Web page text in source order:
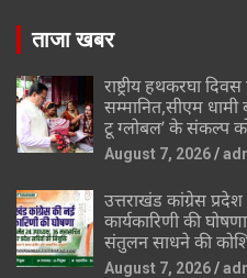
ताजा खबर
राष्ट्रीय हथकरघा
सम्मानित,सीएम
टू ग्लोबल’ के संकल्प
August 7, 2026
उत्तराखंड कांग्रेस
कार्यकारिणी की
संतुलन साधने की
August 7, 2026